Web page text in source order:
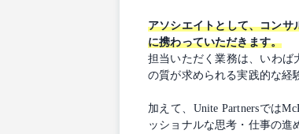
アソシエイトとして、コンサ
に携わっていただきます。
担当いただく業務は、いわば
の質が求められる実践的な経
加えて、Unite Partnersでは
ッショナルな思考・仕事の進